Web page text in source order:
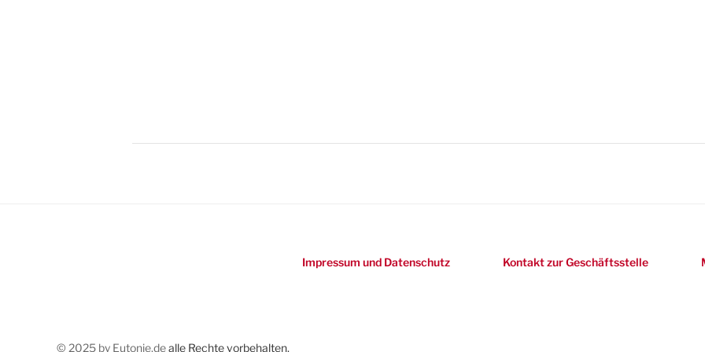
Impressum und Datenschutz Kontakt zur Geschäftsstelle
© 2025 by Eutonie.dealle Rechte vorbehalten.